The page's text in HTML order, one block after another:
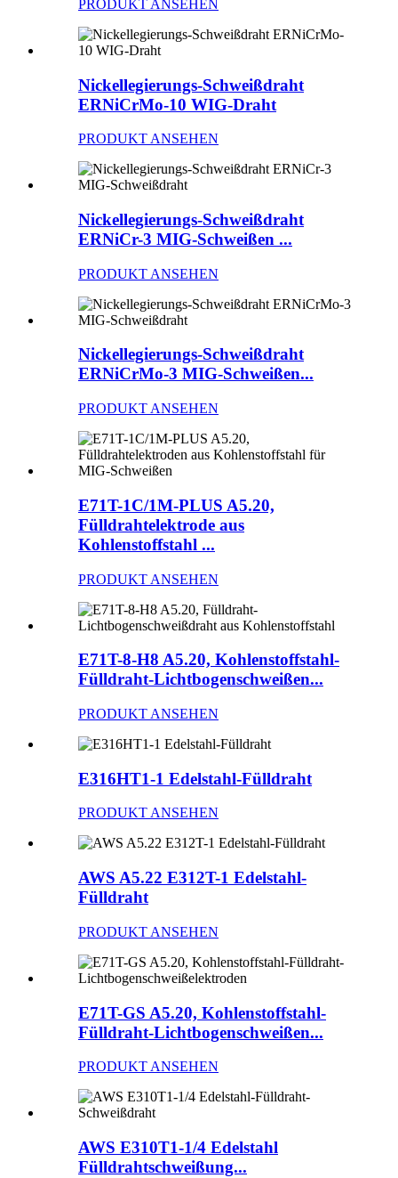
PRODUKT ANSEHEN
Nickellegierungs-Schweißdraht
ERNiCrMo-10 WIG-Draht
PRODUKT ANSEHEN
Nickellegierungs-Schweißdraht
ERNiCr-3 MIG-Schweißen ...
PRODUKT ANSEHEN
Nickellegierungs-Schweißdraht
ERNiCrMo-3 MIG-Schweißen...
PRODUKT ANSEHEN
E71T-1C/1M-PLUS A5.20,
Fülldrahtelektrode aus
Kohlenstoffstahl ...
PRODUKT ANSEHEN
E71T-8-H8 A5.20, Kohlenstoffstahl-
Fülldraht-Lichtbogenschweißen...
PRODUKT ANSEHEN
E316HT1-1 Edelstahl-Fülldraht
PRODUKT ANSEHEN
AWS A5.22 E312T-1 Edelstahl-
Fülldraht
PRODUKT ANSEHEN
E71T-GS A5.20, Kohlenstoffstahl-
Fülldraht-Lichtbogenschweißen...
PRODUKT ANSEHEN
AWS E310T1-1/4 Edelstahl
Fülldrahtschweißung...